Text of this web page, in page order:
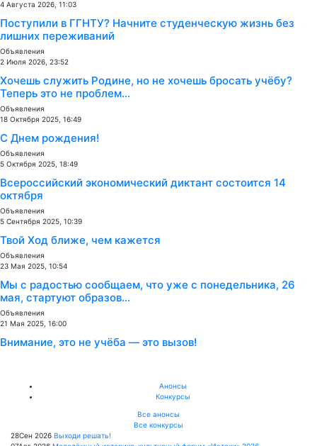
4 Августа 2026, 11:03
Поступили в ГГНТУ? Начните студенческую жизнь без
лишних переживаний
Объявления
2 Июля 2026, 23:52
Хочешь служить Родине, но не хочешь бросать учёбу?
Теперь это не проблем...
Объявления
18 Октября 2025, 16:49
С Днем рождения!
Объявления
5 Октября 2025, 18:49
Всероссийский экономический диктант состоится 14
октября
Объявления
5 Сентября 2025, 10:39
Твой Ход ближе, чем кажется
Объявления
23 Мая 2025, 10:54
Мы с радостью сообщаем, что уже с понедельника, 26
мая, стартуют образов...
Объявления
21 Мая 2025, 16:00
Внимание, это не учёба — это вызов!
Анонсы
Конкурсы
Все анонсы
Все конкурсы
28Сен 2026 Выходи решать!